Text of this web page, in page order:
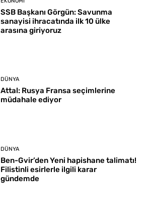
SSB Başkanı Görgün: Savunma
sanayisi ihracatında ilk 10 ülke
arasına giriyoruz
DÜNYA
Attal: Rusya Fransa seçimlerine
müdahale ediyor
DÜNYA
Ben-Gvir’den Yeni hapishane talimatı!
Filistinli esirlerle ilgili karar
gündemde